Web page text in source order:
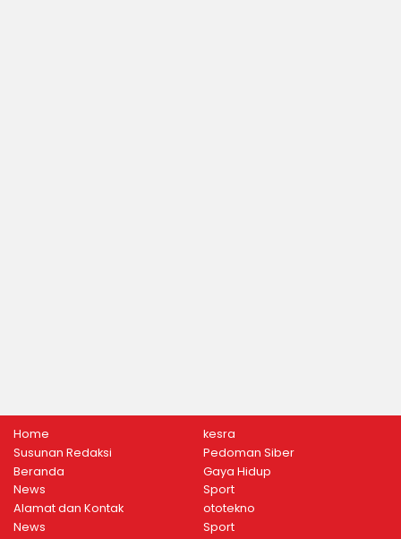
Home
Susunan Redaksi
Beranda
News
Alamat dan Kontak
News
kesra
Pedoman Siber
Gaya Hidup
Sport
ototekno
Sport